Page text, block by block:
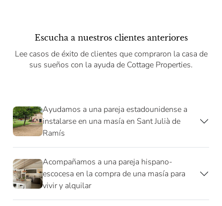
Escucha a nuestros clientes anteriores
Lee casos de éxito de clientes que compraron la casa de
sus sueños con la ayuda de Cottage Properties.
Ayudamos a una pareja estadounidense a
instalarse en una masía en Sant Julià de
Ramís
Acompañamos a una pareja hispano-
escocesa en la compra de una masía para
vivir y alquilar